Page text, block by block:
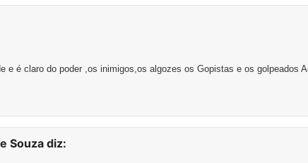
e é claro do poder ,os inimigos,os algozes os Gopistas e os golpeados
Souza diz: